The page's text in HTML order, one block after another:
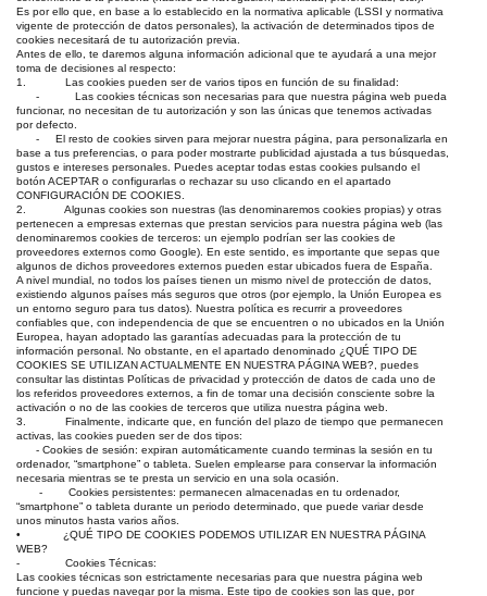
Es por ello que, en base a lo establecido en la normativa aplicable (LSSI y normativa
vigente de protección de datos personales), la activación de determinados tipos de
cookies necesitará de tu autorización previa.
Antes de ello, te daremos alguna información adicional que te ayudará a una mejor
toma de decisiones al respecto:
1. Las cookies pueden ser de varios tipos en función de su finalidad:
- Las cookies técnicas son necesarias para que nuestra página web pueda
funcionar, no necesitan de tu autorización y son las únicas que tenemos activadas
por defecto.
- El resto de cookies sirven para mejorar nuestra página, para personalizarla en
base a tus preferencias, o para poder mostrarte publicidad ajustada a tus búsquedas,
gustos e intereses personales. Puedes aceptar todas estas cookies pulsando el
botón ACEPTAR o configurarlas o rechazar su uso clicando en el apartado
CONFIGURACIÓN DE COOKIES.
2. Algunas cookies son nuestras (las denominaremos cookies propias) y otras
pertenecen a empresas externas que prestan servicios para nuestra página web (las
denominaremos cookies de terceros: un ejemplo podrían ser las cookies de
proveedores externos como Google). En este sentido, es importante que sepas que
algunos de dichos proveedores externos pueden estar ubicados fuera de España.
A nivel mundial, no todos los países tienen un mismo nivel de protección de datos,
existiendo algunos países más seguros que otros (por ejemplo, la Unión Europea es
un entorno seguro para tus datos). Nuestra política es recurrir a proveedores
confiables que, con independencia de que se encuentren o no ubicados en la Unión
Europea, hayan adoptado las garantías adecuadas para la protección de tu
información personal. No obstante, en el apartado denominado ¿QUÉ TIPO DE
COOKIES SE UTILIZAN ACTUALMENTE EN NUESTRA PÁGINA WEB?, puedes
consultar las distintas Políticas de privacidad y protección de datos de cada uno de
los referidos proveedores externos, a fin de tomar una decisión consciente sobre la
activación o no de las cookies de terceros que utiliza nuestra página web.
3. Finalmente, indicarte que, en función del plazo de tiempo que permanecen
activas, las cookies pueden ser de dos tipos:
- Cookies de sesión: expiran automáticamente cuando terminas la sesión en tu
ordenador, “smartphone” o tableta. Suelen emplearse para conservar la información
necesaria mientras se te presta un servicio en una sola ocasión.
- Cookies persistentes: permanecen almacenadas en tu ordenador,
“smartphone” o tableta durante un periodo determinado, que puede variar desde
unos minutos hasta varios años.
• ¿QUÉ TIPO DE COOKIES PODEMOS UTILIZAR EN NUESTRA PÁGINA
WEB?
- Cookies Técnicas:
Las cookies técnicas son estrictamente necesarias para que nuestra página web
funcione y puedas navegar por la misma. Este tipo de cookies son las que, por